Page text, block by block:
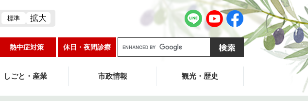
標準 拡大
熱中症対策 休日・夜間診療
g
e
しごと・産業 市政情報 観光・歴史